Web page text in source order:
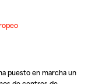
puesto en marcha un